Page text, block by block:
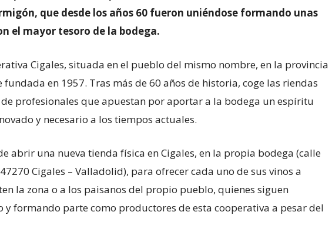
que desde los años 60 fueron uniéndose formando unas
el mayor tesoro de la bodega.
Cigales, situada en el pueblo del mismo nombre, en la provincia
en 1957. Tras más de 60 años de historia, coge las riendas
profesionales que apuestan por aportar a la bodega un espíritu
y necesario a los tiempos actuales.
abrir una nueva tienda física en Cigales, en la propia bodega (calle
Cigales – Valladolid), para ofrecer cada uno de sus vinos a
la zona o a los paisanos del propio pueblo, quienes siguen
y formando parte como productores de esta cooperativa a pesar del